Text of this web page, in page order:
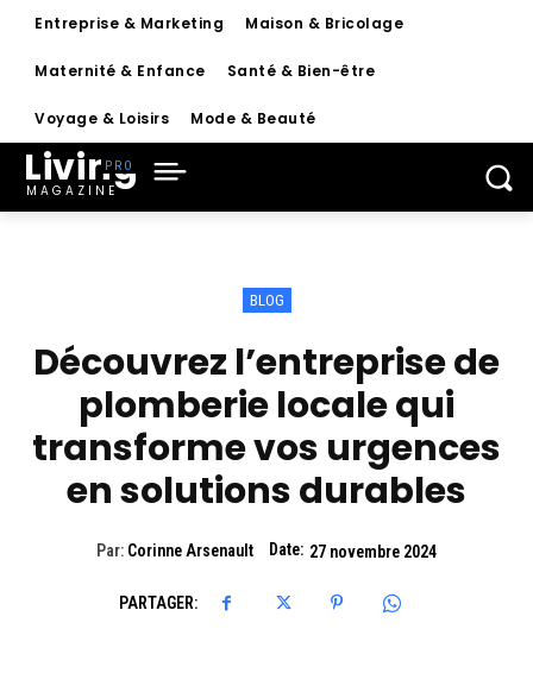
Entreprise & Marketing Maison & Bricolage
Maternité & Enfance Santé & Bien-être
Voyage & Loisirs Mode & Beauté
Living
MAGAZINE
BLOG
Découvrez l’entreprise de
plomberie locale qui
transforme vos urgences
en solutions durables
Par: Corinne Arsenault Date: 27 novembre 2024
PARTAGER: